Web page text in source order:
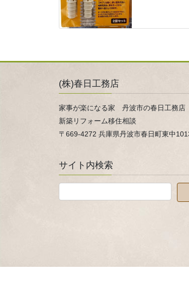
(株)春日工務店
家事が楽になる家 丹波市の春日工務店
新築リフォーム移住相談
〒669-4272 兵庫県丹波市春日町東中
サイト内検索